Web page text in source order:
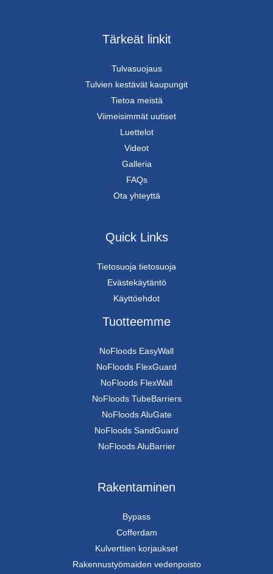
Tärkeät linkit
Tulvasuojaus
Tulvien kestävät kaupungit
Tietoa meistä
Viimeisimmät uutiset
Luettelot
Videot
Galleria
FAQs
Ota yhteyttä
Quick Links
Tietosuoja tietosuoja
Evästekäytäntö
Käyttöehdot
Tuotteemme
NoFloods EasyWall
NoFloods FlexGuard
NoFloods FlexWall
NoFloods TubeBarriers
NoFloods AluGate
NoFloods SandGuard
NoFloods AluBarrier
Rakentaminen
Bypass
Cofferdam
Kulverttien korjaukset
Rakennustyömaiden vedenpoisto